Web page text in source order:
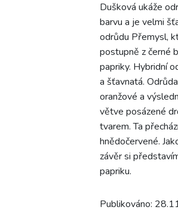
Dušková ukáže
barvu a je velmi
odrůdu Přemysl,
postupně z černé
papriky. Hybridní
a šťavnatá.
oranžové a
větve posázené
tvarem. Ta
hnědočervené.
závěr si
papriku.
Publikováno: